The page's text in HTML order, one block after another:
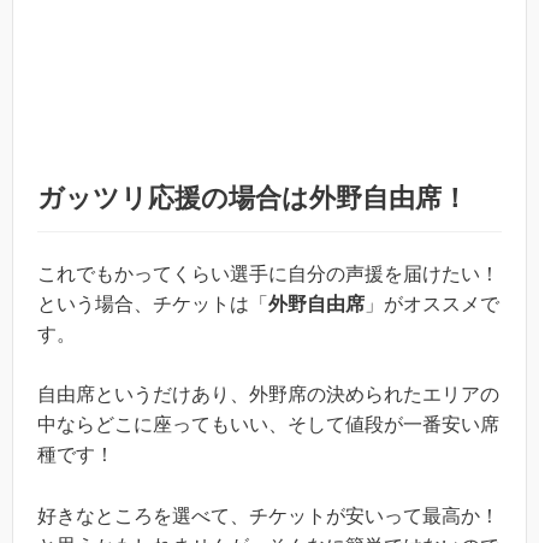
ガッツリ応援の場合は外野自由席！
これでもかってくらい選手に自分の声援を届けたい！
という場合、チケットは「 外野自由席 」がオススメで
す。
自由席というだけあり、外野席の決められたエリアの
中ならどこに座ってもいい、そして値段が一番安い席
種です！
好きなところを選べて、チケットが安いって最高か！